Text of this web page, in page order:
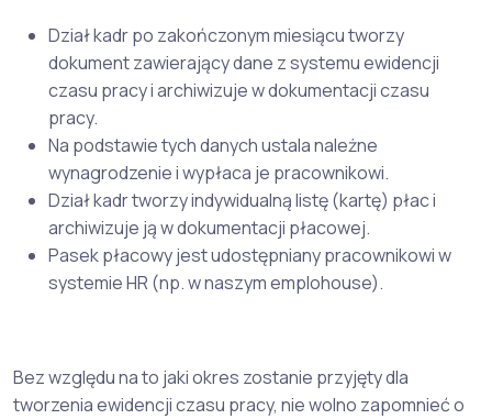
Dział kadr po zakończonym miesiącu tworzy
dokument zawierający dane z systemu ewidencji
czasu pracy i archiwizuje w dokumentacji czasu
pracy.
Na podstawie tych danych ustala należne
wynagrodzenie i wypłaca je pracownikowi.
Dział kadr tworzy indywidualną listę (kartę) płac i
archiwizuje ją w dokumentacji płacowej.
Pasek płacowy jest udostępniany pracownikowi w
systemie HR (np. w naszym emplohouse).
Bez względu na to jaki okres zostanie przyjęty dla
tworzenia ewidencji czasu pracy, nie wolno zapomnieć o